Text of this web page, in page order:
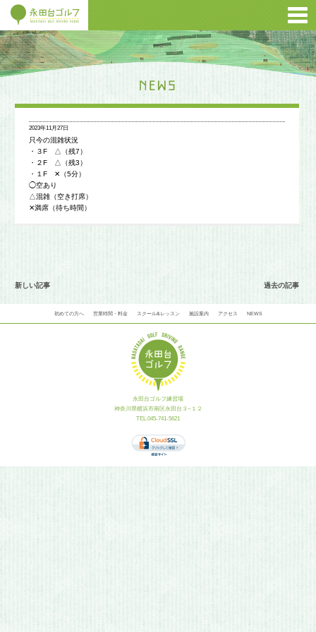
2023年11月27日
只今の混雑状況
・３F △（残7）
・２F △（残3）
・１F ✕（5分）
◯空あり
△混雑（空き打席）
✕満席（待ち時間）
新しい記事 過去の記事
初めての方へ 営業時間・料金 スクール&レッスン 施設案内 アクセス NEWS
永田台ゴルフ練習場
神奈川県横浜市南区永田台３−１２
TEL.045-741-5621